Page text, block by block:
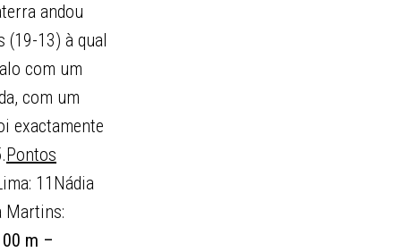
andou
(19-13) à qual
com um
com um
exactamente
Pontos
11Nádia
Martins:
m –